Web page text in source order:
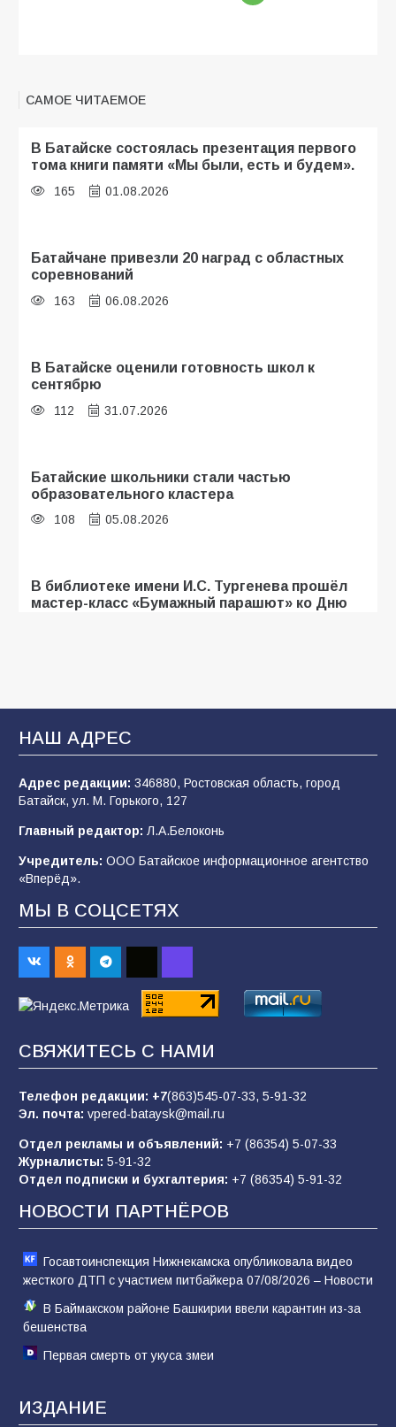
САМОЕ ЧИТАЕМОЕ
В Батайске состоялась презентация первого
тома книги памяти «Мы были, есть и будем».
165 01.08.2026
Батайчане привезли 20 наград с областных
соревнований
163 06.08.2026
В Батайске оценили готовность школ к
сентябрю
112 31.07.2026
Батайские школьники стали частью
образовательного кластера
108 05.08.2026
В библиотеке имени И.С. Тургенева прошёл
мастер-класс «Бумажный парашют» ко Дню
«Мобилизация или набор?» Что на самом
деле происходит в армии России в августе
2026 года
В Батайске продолжаются дорожные работы
98 04.08.2026
Будет ли мобилизация в России в 2026 году
после выборов: в Госдуме дали ответ
91 06.08.2026
«Пургу нести — не поля переходить»: почему
заявления о мобилизации — это
85 01.08.2026
«Слухами Москву не возьмёшь»: почему
заявления Киева о мобилизации — это
отчаяние, а не разведка
81 02.08.2026
НАШ АДРЕС
Адрес редакции: 346880, Ростовская область, город
Батайск, ул. М. Горького, 127
Главный редактор: Л.А.Белоконь
Учредитель: ООО Батайское информационное агентство
«Вперёд».
МЫ В СОЦСЕТЯХ
СВЯЖИТЕСЬ С НАМИ
Телефон редакции: +7(863)545-07-33, 5-91-32
Эл. почта: vpered-bataysk@mail.ru
Отдел рекламы и объявлений: +7 (86354) 5-07-33
Журналисты: 5-91-32
Отдел подписки и бухгалтерия: +7 (86354) 5-91-32
НОВОСТИ ПАРТНЁРОВ
Госавтоинспекция Нижнекамска опубликовала видео
жесткого ДТП с участием питбайкера 07/08/2026 – Новости
В Баймакском районе Башкирии ввели карантин из-за
бешенства
Первая смерть от укуса змеи
ИЗДАНИЕ